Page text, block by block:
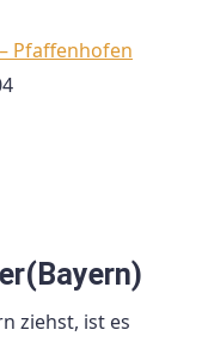
Pfaffenhofen
ziehst, ist es